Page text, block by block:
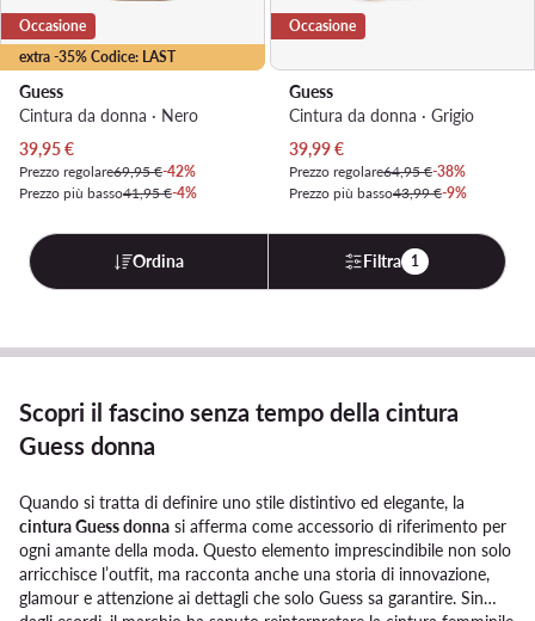
extra -35% Codice: LAST
Occasione
Guess
Cintura da donna · Nero
Prezzo attuale
39,95€
Prezzo regolare69,95 €-42%
Prezzo più basso41,95 €-4%
Occasione
Guess
Cintura da donna · Grigio
Prezzo attuale
39,99€
Prezzo regolare64,95 €-38%
Prezzo più basso43,99 €-9%
Ordina Filtra 1
Scopri il fascino senza tempo della cintura
Guess donna
Quando si tratta di definire uno stile distintivo ed elegante, la
cintura Guess donna si afferma come accessorio di riferimento per
ogni amante della moda. Questo elemento imprescindibile non solo
arricchisce l’outfit, ma racconta anche una storia di innovazione,
glamour e attenzione ai dettagli che solo Guess sa garantire. Sin